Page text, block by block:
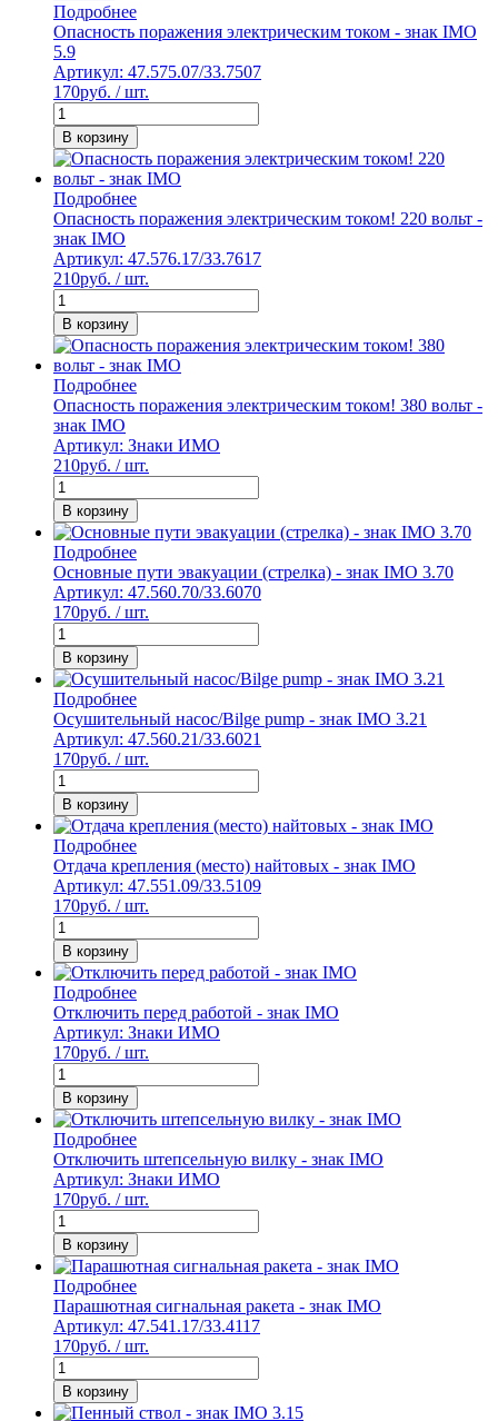
Подробнее
Опасность поражения электрическим током - знак IMO
5.9
Артикул: 47.575.07/33.7507
170руб. / шт.
В корзину
Подробнее
Опасность поражения электрическим током! 220 вольт -
знак IMO
Артикул: 47.576.17/33.7617
210руб. / шт.
В корзину
Подробнее
Опасность поражения электрическим током! 380 вольт -
знак IMO
Артикул: Знаки ИМО
210руб. / шт.
В корзину
Подробнее
Основные пути эвакуации (стрелка) - знак IMO 3.70
Артикул: 47.560.70/33.6070
170руб. / шт.
В корзину
Подробнее
Осушительный насос/Bilge pump - знак IMO 3.21
Артикул: 47.560.21/33.6021
170руб. / шт.
В корзину
Подробнее
Отдача крепления (место) найтовых - знак IMO
Артикул: 47.551.09/33.5109
170руб. / шт.
В корзину
Подробнее
Отключить перед работой - знак IMO
Артикул: Знаки ИМО
170руб. / шт.
В корзину
Подробнее
Отключить штепсельную вилку - знак IMO
Артикул: Знаки ИМО
170руб. / шт.
В корзину
Подробнее
Парашютная сигнальная ракета - знак IMO
Артикул: 47.541.17/33.4117
170руб. / шт.
В корзину